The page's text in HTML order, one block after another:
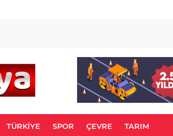
TÜRKİYE SPOR ÇEVRE TARIM